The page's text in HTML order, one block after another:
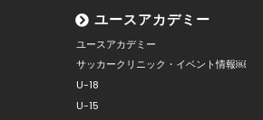
ユースアカデミー
ユースアカデミー
サッカークリニック・イベント情報￼
U-18
U-15